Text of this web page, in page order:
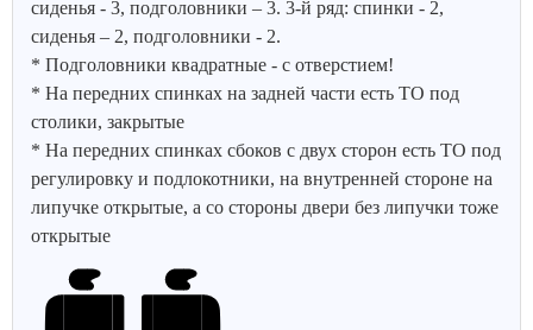
сиденья - 3, подголовники – 3. 3-й ряд: спинки - 2,
сиденья – 2, подголовники - 2.
* Подголовники квадратные - с отверстием!
* На передних спинках на задней части есть ТО под
столики, закрытые
* На передних спинках сбоков с двух сторон есть ТО под
регулировку и подлокотники, на внутренней стороне на
липучке открытые, а со стороны двери без липучки тоже
открытые